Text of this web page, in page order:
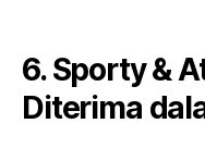
6. Sporty &
Diterima